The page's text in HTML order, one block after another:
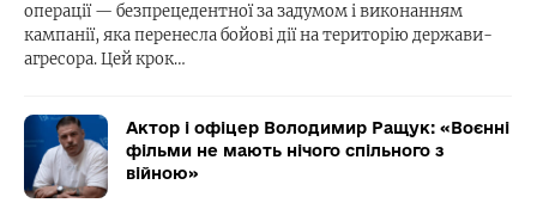
операції — безпрецедентної за задумом і виконанням
кампанії, яка перенесла бойові дії на територію держави-
агресора. Цей крок…
Актор і офіцер Володимир Ращук: «Воєнні
фільми не мають нічого спільного з
війною»